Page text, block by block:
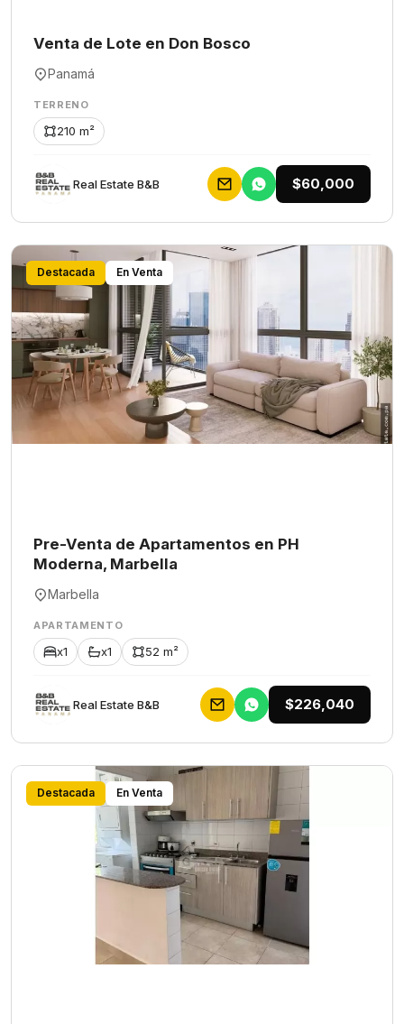
Venta de Lote en Don Bosco
Panamá
TERRENO
210 m²
Rеаl Еstаtе В&В $60,000
Destacada En Venta
Pre-Venta de Apartamentos en PH
Moderna, Marbella
Marbella
APARTAMENTO
x1 x1 52 m²
Rеаl Еstаtе В&В $226,040
Destacada En Venta